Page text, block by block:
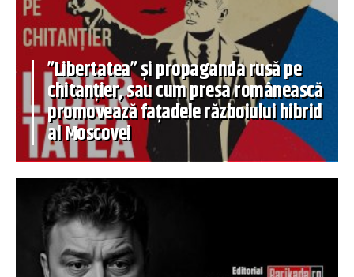
”Libertatea” și propaganda rusă pe
chitanțier, sau cum presa românească
promovează fațadele războiului hibrid
al Moscovei